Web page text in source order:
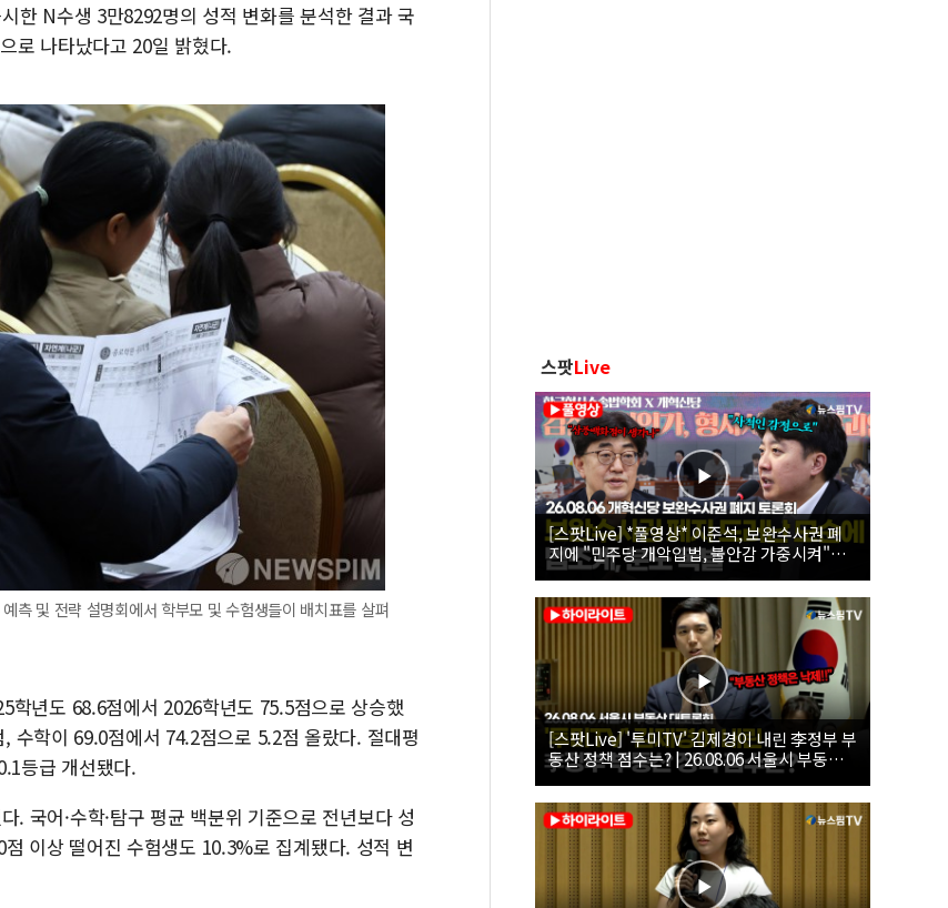
한 N수생 3만8292명의 성적 변화를 분석한 결과 국
로 나타났다고 20일 밝혔다.
측 및 전략 설명회에서 학부모 및 수험생들이 배치표를 살펴
학년도 68.6점에서 2026학년도 75.5점으로 상승했
수학이 69.0점에서 74.2점으로 5.2점 올랐다. 절대평
등급 개선됐다.
국어·수학·탐구 평균 백분위 기준으로 전년보다 성
이상 떨어진 수험생도 10.3%로 집계됐다. 성적 변
스팟Live
[스팟Live] *풀영상* 이준석, 보완수사권 폐
지에 "민주당 개악입법, 불안감 가중시켜"｜
26.08.06 개혁신당 보완수사권 폐지 토론회
[스팟Live] '투미TV' 김제경이 내린 李정부 부
동산 정책 점수는? | 26.08.06 서울시 부동산
대토론회